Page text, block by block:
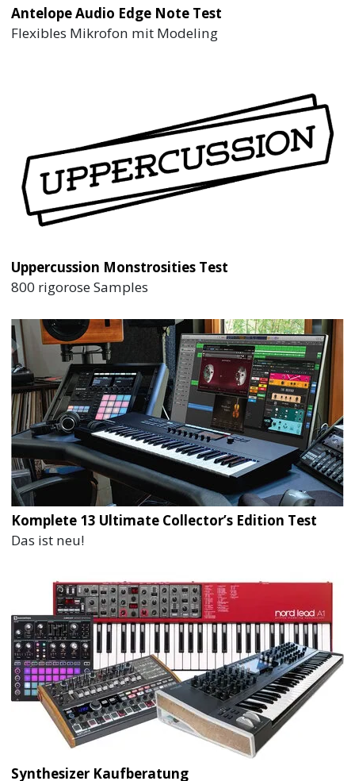
Antelope Audio Edge Note Test
Flexibles Mikrofon mit Modeling
Uppercussion Monstrosities Test
800 rigorose Samples
Komplete 13 Ultimate Collector’s Edition Test
Das ist neu!
Synthesizer Kaufberatung